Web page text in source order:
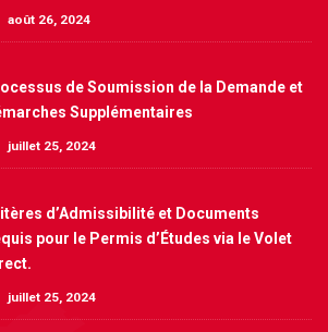
août 26, 2024
de Soumission de la Demande et
Supplémentaires
juillet 25, 2024
d’Admissibilité et Documents
pour le Permis d’Études via le Volet
juillet 25, 2024